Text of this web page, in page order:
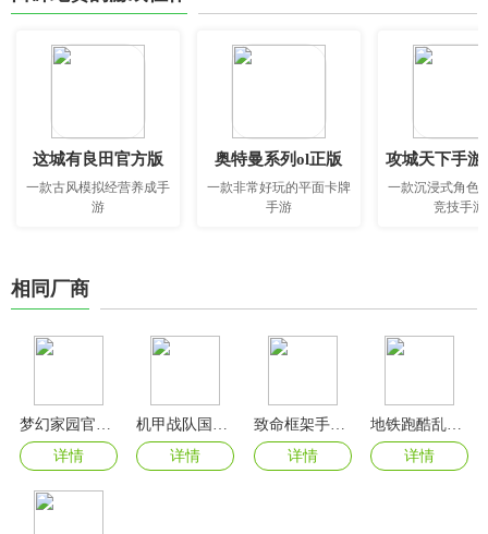
这城有良田官方版
一款古风模拟经营养成手
游
奥特曼系列ol正版
一款非常好玩的平面卡牌
手游
攻城天下手游
一款沉浸式角色
竞技手游
相同厂商
详情
详情
致命框架手机版
详情
详情